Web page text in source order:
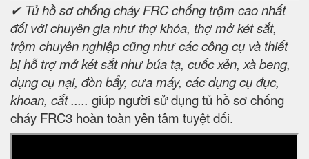
✔ Tủ hồ sơ chống cháy FRC chống trộm cao nhất
đối với chuyên gia như thợ khóa, thợ mở két sắt,
trộm chuyên nghiệp cũng như các công cụ và thiết
bị hỗ trợ mở két sắt như búa tạ, cuốc xẻn, xà beng,
dụng cụ nại, đòn bẩy, cưa máy, các dụng cụ đục,
khoan, cắt ..... giúp người sử dụng tủ hồ sơ chống
cháy FRC3 hoàn toàn yên tâm tuyệt đối.